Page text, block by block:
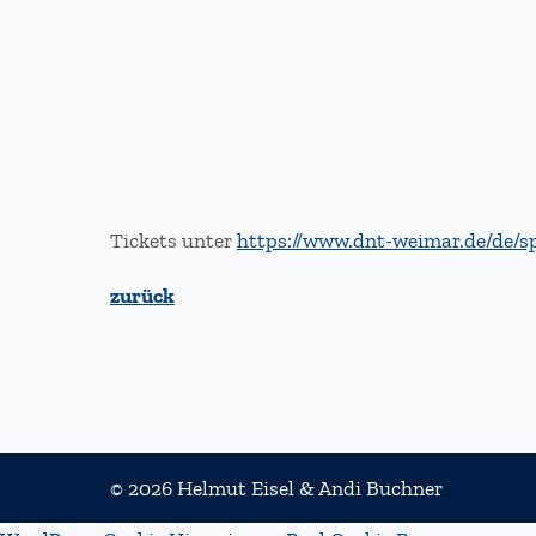
Tickets unterhttps://www.dnt-weimar.de/de/
zurück
© 2026 Helmut Eisel & Andi Buchner